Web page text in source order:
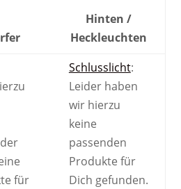
Hinten /
Heck­leuchten
für
Schlusslicht:
Leider haben
wir hierzu
keine
passenden
Produkte für
Dich gefunden.